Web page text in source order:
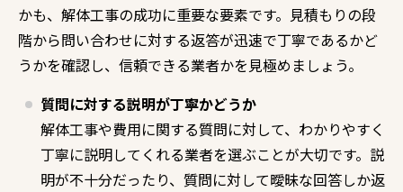
かも、解体工事の成功に重要な要素です。見積もりの段
階から問い合わせに対する返答が迅速で丁寧であるかど
うかを確認し、信頼できる業者かを見極めましょう。
質問に対する説明が丁寧かどうか
解体工事や費用に関する質問に対して、わかりやすく
丁寧に説明してくれる業者を選ぶことが大切です。説
明が不十分だったり、質問に対して曖昧な回答しか返